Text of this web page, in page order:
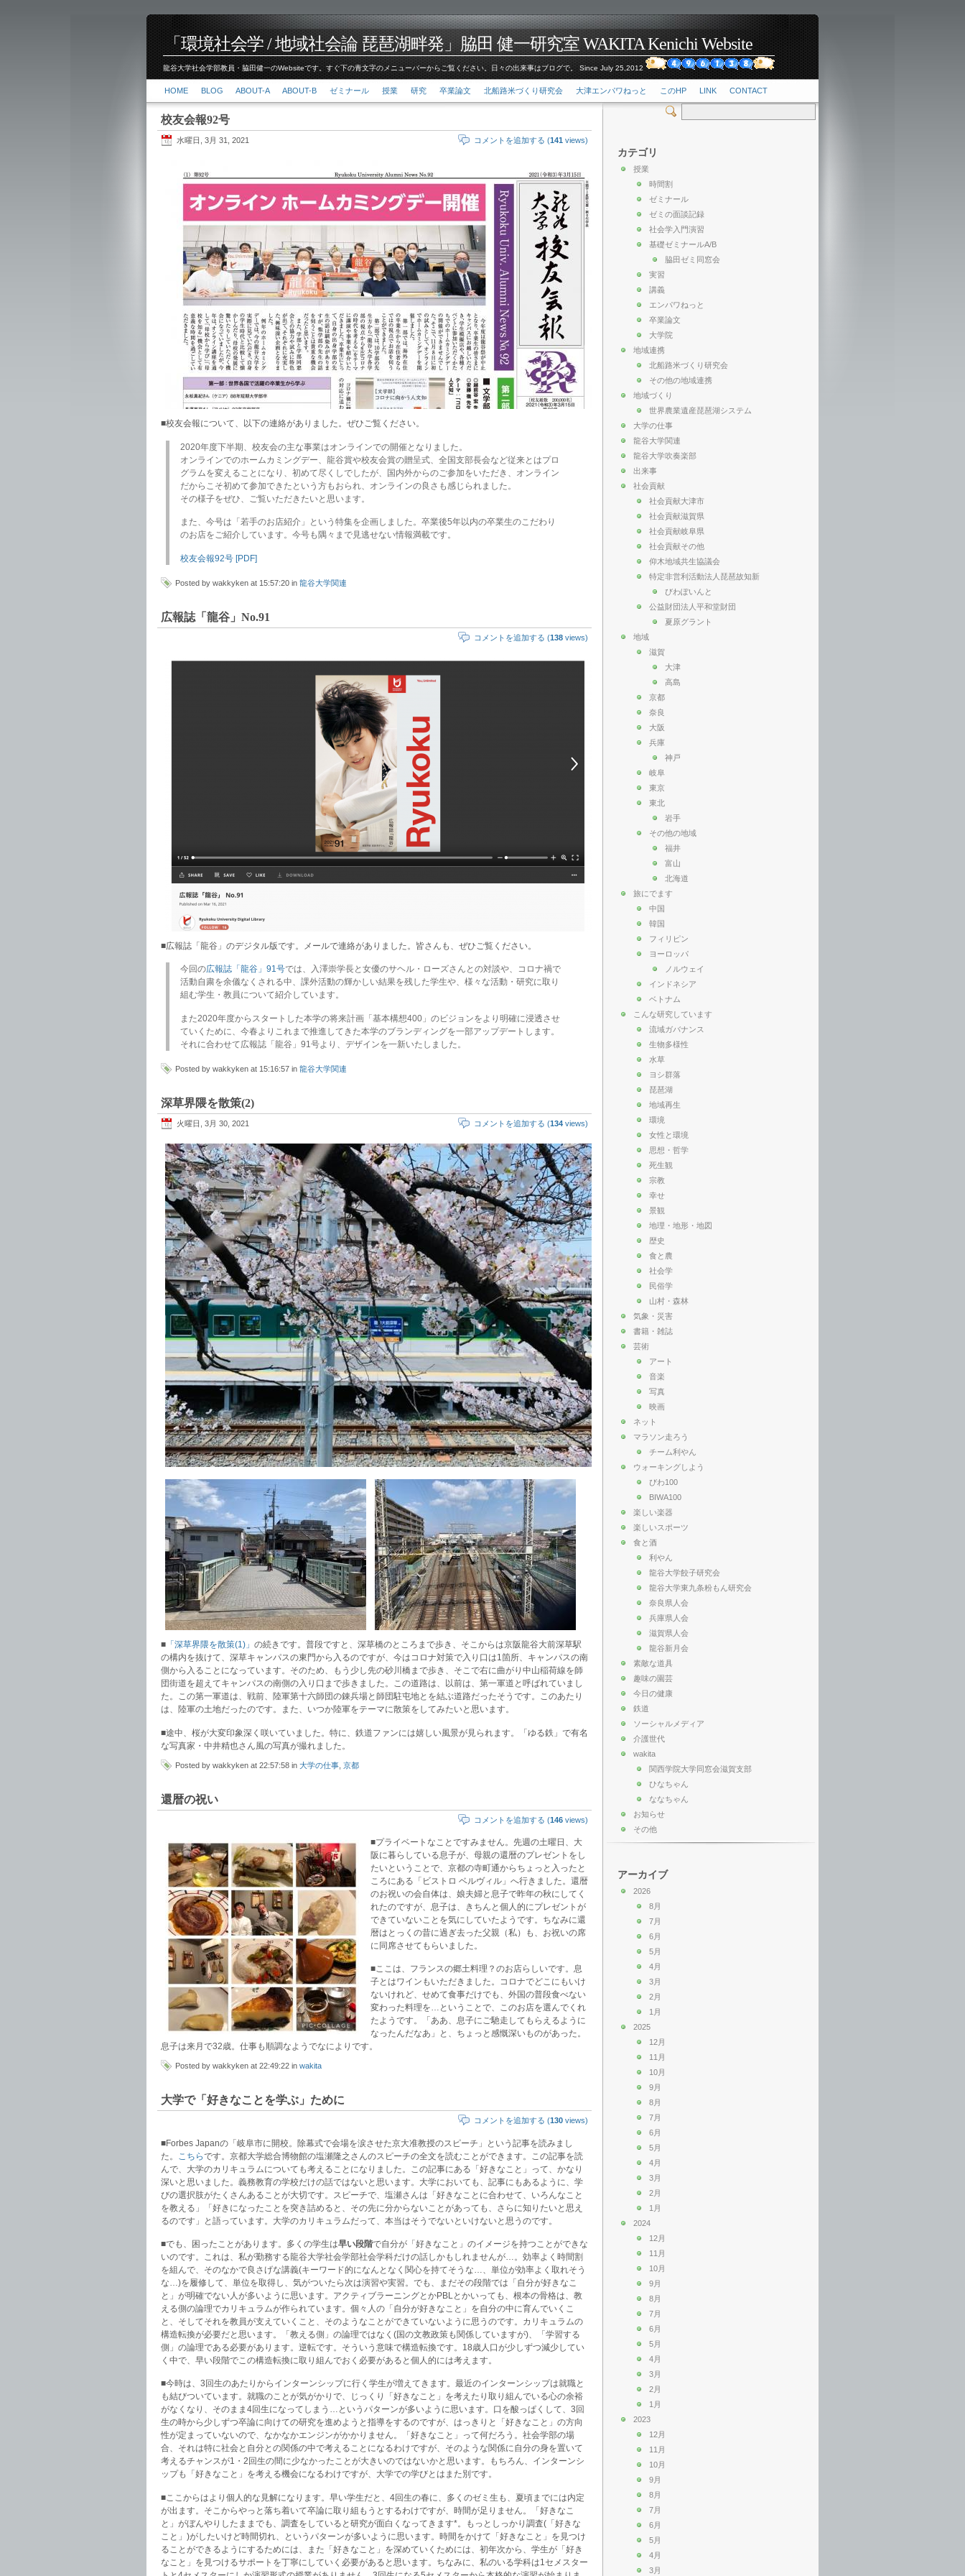
「環境社会学 / 地域社会論 琵琶湖畔発」脇田 健一研究室 WAKITA Kenichi Website
龍谷大学社会学部教員・脇田健一のWebsiteです。すぐ下の青文字のメニューバーからご覧ください。日々の出来事はブログで。 Since July 25,2012
HOME BLOG ABOUT-A ABOUT-B ゼミナール 授業 研究 卒業論文 北船路米づくり研究会 大津エンパワねっと このHP LINK CONTACT
校友会報92号
水曜日, 3月 31, 2021 コメントを追加する (141 views)
■校友会報について、以下の連絡がありました。ぜひご覧ください。
2020年度下半期、校友会の主な事業はオンラインでの開催となりました。
オンラインでのホームカミングデー、龍谷賞や校友会賞の贈呈式、全国支部長会など従来とはプロ
グラムを変えることになり、初めて尽くしでしたが、国内外からのご参加をいただき、オンライン
だからこそ初めて参加できたという方もおられ、オンラインの良さも感じられました。
その様子をぜひ、ご覧いただきたいと思います。
また、今号は「若手のお店紹介」という特集を企画しました。卒業後5年以内の卒業生のこだわり
のお店をご紹介しています。今号も隅々まで見逃せない情報満載です。
校友会報92号 [PDF]
Posted by wakkyken at 15:57:20 in 龍谷大学関連
広報誌「龍谷」No.91
コメントを追加する (138 views)
■広報誌「龍谷」のデジタル版です。メールで連絡がありました。皆さんも、ぜひご覧ください。
今回の広報誌「龍谷」91号では、入澤崇学長と女優のサヘル・ローズさんとの対談や、コロナ禍で
活動自粛を余儀なくされる中、課外活動の輝かしい結果を残した学生や、様々な活動・研究に取り
組む学生・教員について紹介しています。
また2020年度からスタートした本学の将来計画「基本構想400」のビジョンをより明確に浸透させ
ていくために、今春よりこれまで推進してきた本学のブランディングを一部アップデートします。
それに合わせて広報誌「龍谷」91号より、デザインを一新いたしました。
Posted by wakkyken at 15:16:57 in 龍谷大学関連
深草界隈を散策(2)
火曜日, 3月 30, 2021 コメントを追加する (134 views)
■ 「深草界隈を散策(1)」 の続きです。普段ですと、深草橋のところまで歩き、そこからは京阪龍谷大前深草駅
の構内を抜けて、深草キャンパスの東門から入るのですが、今はコロナ対策で入り口は1箇所、キャンパスの南
側から入ることになっています。そのため、もう少し先の砂川橋まで歩き、そこで右に曲がり中山稲荷線を師
団街道を超えてキャンパスの南側の入り口まで歩きました。この道路は、以前は、第一軍道と呼ばれていまし
た。この第一軍道は、戦前、陸軍第十六師団の錬兵場と師団駐屯地とを結ぶ道路だったそうです。このあたり
は、陸軍の土地だったのです。また、いつか陸軍をテーマに散策をしてみたいと思います。
■途中、桜が大変印象深く咲いていました。特に、鉄道ファンには嬉しい風景が見られます。「ゆる鉄」で有名
な写真家・中井精也さん風の写真が撮れました。
Posted by wakkyken at 22:57:58 in 大学の仕事 京都
還暦の祝い
コメントを追加する (146 views)
■プライベートなことですみません。先週の土曜日、大
阪に暮らしている息子が、母親の還暦のプレゼントをし
たいということで、京都の寺町通からちょっと入ったと
ころにある「ビストロ ベルヴィル」へ行きました。還暦
のお祝いの会自体は、娘夫婦と息子で昨年の秋にしてく
れたのですが、息子は、きちんと個人的にプレゼントが
できていないことを気にしていたようです。ちなみに還
暦はとっくの昔に過ぎ去った父親（私）も、お祝いの席
に同席させてもらいました。
■ここは、フランスの郷土料理？のお店らしいです。息
子とはワインもいただきました。コロナでどこにもいけ
ないけれど、せめて食事だけでも、外国の普段食べない
変わった料理を…ということで、このお店を選んでくれ
たようです。「ああ、息子にご馳走してもらえるように
なったんだなあ」と、ちょっと感慨深いものがあった。
息子は来月で32歳。仕事も順調なようでなによりです。
Posted by wakkyken at 22:49:22 in wakita
大学で「好きなことを学ぶ」ために
コメントを追加する (130 views)
■Forbes Japanの「岐阜市に開校。除幕式で会場を涙させた京大准教授のスピーチ」という記事を読みまし
た。
こちらです。京都大学総合博物館の塩瀬隆之さんのスピーチの全文を読むことができます。この記事を読
んで、大学のカリキュラムについても考えることになりました。この記事にある「好きなこと」って、かなり
深いと思いました。義務教育の学校だけの話ではないと思います。大学においても、記事にもあるように、学
びの選択肢がたくさんあることが大切です。スピーチで、塩瀬さんは「好きなことに合わせて、いろんなこと
を教える」「好きになったことを突き詰めると、その先に分からないことがあっても、さらに知りたいと思え
るのです」と語っています。大学のカリキュラムだって、本当はそうでないといけないと思うのです。
■でも、困ったことがあります。多くの学生は早い段階で自分が「好きなこと」のイメージを持つことができな
いのです。これは、私が勤務する龍谷大学社会学部社会学科だけの話しかもしれませんが…。効率よく時間割
を組んで、そのなかで良さげな講義(キーワード的になんとなく関心を持てそうな…、単位が効率よく取れそう
な…)を履修して、単位を取得し、気がついたら次は演習や実習。でも、まだその段階では「自分が好きなこ
と」が明確でない人が多いように思います。アクティブラーニングとかPBLとかいっても、根本の骨格は、教
える側の論理でカリキュラムが作られています。個々人の「自分が好きなこと」を自分の中に育んでいくこ
と、そしてそれを教員が支えていくこと、そのようなことができていないように思うのです。カリキュラムの
構造転換が必要だと思います。「教える側」の論理ではなく(国の文教政策も関係していますが)、「学習する
側」の論理である必要があります。逆転です。そういう意味で構造転換です。18歳人口が少しずつ減少してい
く中で、早い段階でこの構造転換に取り組んでおく必要があると個人的には考えます。
■今時は、3回生のあたりからインターンシップに行く学生が増えてきます。最近のインターンシップは就職と
も結びついています。就職のことが気がかりで、じっくり「好きなこと」を考えたり取り組んでいる心の余裕
がなくなり、そのまま4回生になってしまう…というパターンが多いように思います。口を酸っぱくして、3回
生の時から少しずつ卒論に向けての研究を進めようと指導をするのですが、はっきりと「好きなこと」の方向
性が定まっていないので、なかなかエンジンがかかりません。「好きなこと」って何だろう。社会学部の場
合、それは特に社会と自分との関係の中で考えることになるわけですが、そのような関係に自分の身を置いて
考えるチャンスが1・2回生の間に少なかったことが大きいのではないかと思います。もちろん、インターンシ
ップも「好きなこと」を考える機会になるわけですが、大学での学びとはまた別です。
■ここからはより個人的な見解になります。早い学生だと、4回生の春に、多くのゼミ生も、夏頃までには内定
が出ます。そこからやっと落ち着いて卒論に取り組もうとするわけですが、時間が足りません。「好きなこ
と」がぼんやりしたままでも、調査をしていると研究が面白くなってきます*。もっとしっかり調査(「好きな
こと」)がしたいけど時間切れ、というパターンが多いように思います。時間をかけて「好きなこと」を見つけ
ることができるようにするためには、また「好きなこと」を深めていくためには、初年次から、学生が「好き
なこと」を見つけるサポートを丁寧にしていく必要があると思います。ちなみに、私のいる学科は1セメスター
カテゴリ
授業
時間割
ゼミナール
ゼミの面談記録
社会学入門演習
基礎ゼミナールA/B
脇田ゼミ同窓会
実習
講義
エンパワねっと
卒業論文
大学院
地域連携
北船路米づくり研究会
その他の地域連携
地域づくり
世界農業遺産琵琶湖システム
大学の仕事
龍谷大学関連
龍谷大学吹奏楽部
出来事
社会貢献
社会貢献大津市
社会貢献滋賀県
社会貢献岐阜県
社会貢献その他
仰木地域共生協議会
特定非営利活動法人琵琶故知新
びわぽいんと
公益財団法人平和堂財団
夏原グラント
地域
滋賀
大津
高島
京都
奈良
大阪
兵庫
神戸
岐阜
東京
東北
岩手
その他の地域
福井
富山
北海道
旅にでます
中国
韓国
フィリピン
ヨーロッパ
ノルウェイ
インドネシア
ベトナム
こんな研究しています
流域ガバナンス
生物多様性
水草
ヨシ群落
琵琶湖
地域再生
環境
女性と環境
思想・哲学
死生観
宗教
幸せ
景観
地理・地形・地図
歴史
食と農
社会学
民俗学
山村・森林
気象・災害
書籍・雑誌
芸術
アート
音楽
写真
映画
ネット
マラソン走ろう
チーム利やん
ウォーキングしよう
びわ100
BIWA100
楽しい楽器
楽しいスポーツ
食と酒
利やん
龍谷大学餃子研究会
龍谷大学東九条粉もん研究会
奈良県人会
兵庫県人会
滋賀県人会
龍谷新月会
素敵な道具
趣味の園芸
今日の健康
鉄道
ソーシャルメディア
介護世代
wakita
関西学院大学同窓会滋賀支部
ひなちゃん
ななちゃん
お知らせ
その他
アーカイブ
2026
8月
7月
6月
5月
4月
3月
2月
1月
2025
12月
11月
10月
9月
8月
7月
6月
5月
4月
3月
2月
1月
2024
12月
11月
10月
9月
8月
7月
6月
5月
4月
3月
2月
1月
2023
12月
11月
10月
9月
8月
7月
6月
5月
4月
3月